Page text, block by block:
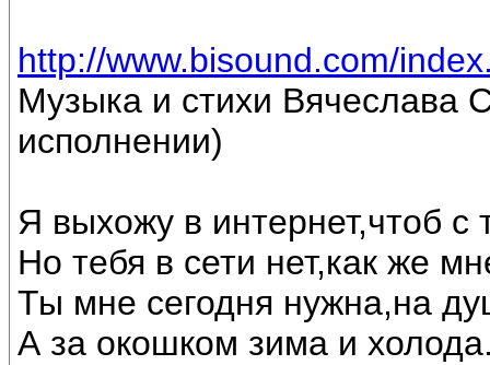
http://www.bisound.com/
Музыка и стихи Вячеслава
исполнении)
Я выхожу в интернет,чтоб
Но тебя в сети нет,как же
Ты мне сегодня нужна,на
А за окошком зима и